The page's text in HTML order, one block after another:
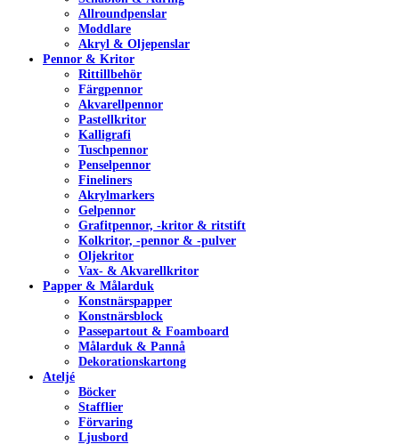
Allroundpenslar
Moddlare
Akryl & Oljepenslar
Pennor & Kritor
Rittillbehör
Färgpennor
Akvarellpennor
Pastellkritor
Kalligrafi
Tuschpennor
Penselpennor
Fineliners
Akrylmarkers
Gelpennor
Grafitpennor, -kritor & ritstift
Kolkritor, -pennor & -pulver
Oljekritor
Vax- & Akvarellkritor
Papper & Målarduk
Konstnärspapper
Konstnärsblock
Passepartout & Foamboard
Målarduk & Pannå
Dekorationskartong
Ateljé
Böcker
Stafflier
Förvaring
Ljusbord